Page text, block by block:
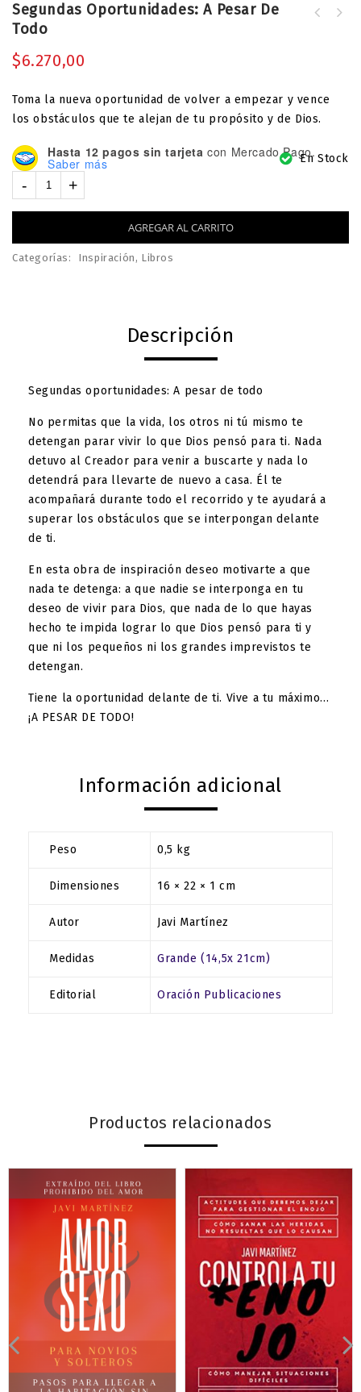
Segundas Oportunidades: A Pesar De
Todo
$6.270,00
Toma la nueva oportunidad de volver a empezar y vence
los obstáculos que te alejan de tu propósito y de Dios.
En Stock
Hasta 12 pagos sin tarjeta con Mercado Pago.
Saber más
AGREGAR AL CARRITO
Categorías: Inspiración , Libros
Descripción
Segundas oportunidades: A pesar de todo
No permitas que la vida, los otros ni tú mismo te
detengan parar vivir lo que Dios pensó para ti. Nada
detuvo al Creador para venir a buscarte y nada lo
detendrá para llevarte de nuevo a casa. Él te
acompañará durante todo el recorrido y te ayudará a
superar los obstáculos que se interpongan delante
de ti.
En esta obra de inspiración deseo motivarte a que
nada te detenga: a que nadie se interponga en tu
deseo de vivir para Dios, que nada de lo que hayas
hecho te impida lograr lo que Dios pensó para ti y
que ni los pequeños ni los grandes imprevistos te
detengan.
Tiene la oportunidad delante de ti. Vive a tu máximo…
¡A PESAR DE TODO!
Información adicional
Peso 0,5 kg
Dimensiones 16 × 22 × 1 cm
Autor Javi Martínez
Medidas Grande (14,5x 21cm)
Editorial Oración Publicaciones
Productos relacionados